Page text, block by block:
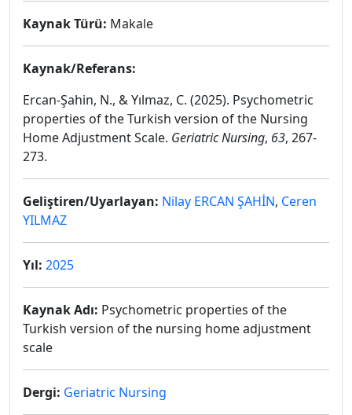
Kaynak Türü: Makale
Kaynak/Referans:
Ercan-Şahin, N., & Yılmaz, C. (2025). Psychometric
properties of the Turkish version of the Nursing
Home Adjustment Scale. Geriatric Nursing, 63, 267-
273.
Geliştiren/Uyarlayan: Nilay ERCAN ŞAHİN, Ceren
YILMAZ
Yıl: 2025
Kaynak Adı: Psychometric properties of the
Turkish version of the nursing home adjustment
scale
Dergi: Geriatric Nursing